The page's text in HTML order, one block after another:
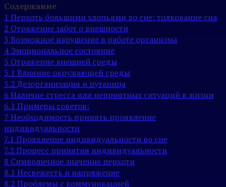
Содержание
1 Перхоть большими хлопьями во сне: толкование сна
2 Отражение забот о внешности
3 Возможное нарушение в работе организма
4 Эмоциональное состояние
5 Отражение внешней среды
5.1 Влияние окружающей среды
5.2 Дезорганизация и путаница
6 Наличие стресса или неприятных ситуаций в жизни
6.1 Примеры советов:
7 Необходимость принять проявление
индивидуальности
7.1 Проявление индивидуальности во сне
7.2 Процесс принятия индивидуальности
8 Символичное значение перхоти
8.1 Несвежесть и напряжение
8.2 Проблемы с коммуникацией